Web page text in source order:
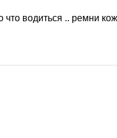
что водиться .. ремни